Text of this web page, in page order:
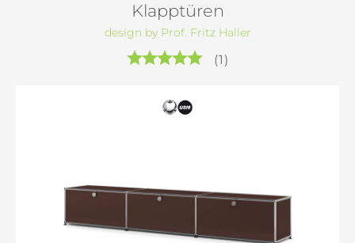
Klapptüren
design by Prof. Fritz Haller
(1 )